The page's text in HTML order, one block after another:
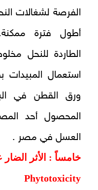
الفرصة لشغالات
أطول فترة
الطاردة للنحل
استعمال المبيدات
ورق القطن في
المحصول أحد
العسل في مصر .
خامساً : الأثر الضار
Phytotoxicity